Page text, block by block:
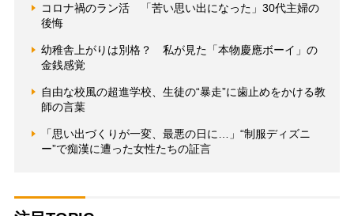
コロナ禍のラン活 「苦い思い出になった」30代主婦の
後悔
幼稚舎上がりは別格？ 私が見た「本物慶應ボーイ」の
金銭感覚
自由な校風の超進学校、生徒の“暴走”に歯止めをかける教
師の言葉
「思い出づくりが一変、最悪の日に…」“制服ディズニ
ー”で痴漢に遭った女性たちの証言